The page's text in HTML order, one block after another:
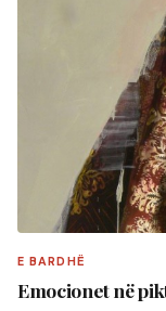
E BARDHË
Emocionet në